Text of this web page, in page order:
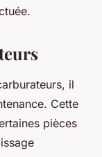
il
Cette
pièces